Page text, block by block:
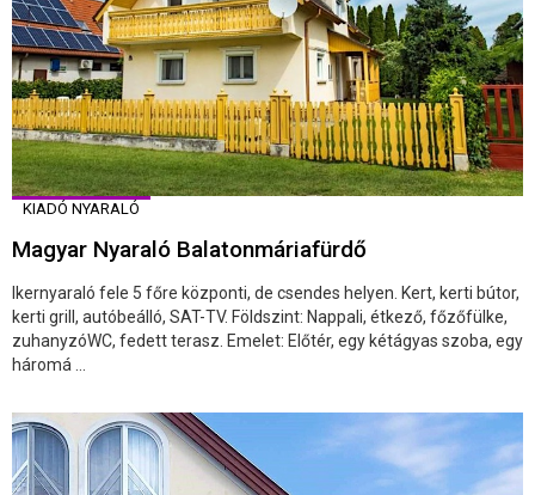
KIADÓ NYARALÓ
Magyar Nyaraló Balatonmáriafürdő
Ikernyaraló fele 5 főre központi, de csendes helyen. Kert, kerti bútor,
kerti grill, autóbeálló, SAT-TV. Földszint: Nappali, étkező, főzőfülke,
zuhanyzóWC, fedett terasz. Emelet: Előtér, egy kétágyas szoba, egy
háromá ...